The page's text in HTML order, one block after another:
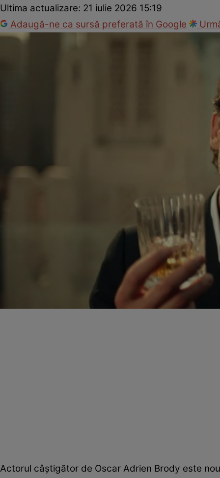
Ultima actualizare: 21 iulie 2026 15:19
Adaugă-ne ca sursă preferată în Google
Actorul câştigător de Oscar Adrien Brody este